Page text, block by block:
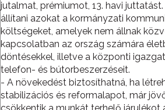
jutalmat, prémiumot, 13. havi
állítani azokat a kormányzati
költségeket, amelyek nem állnak
kapcsolatban az ország számára
döntésekkel, illetve a központi
telefon- és bútorbeszerzéseit.
- A növekedést biztosíthatná, ha
stabilizációs és reformalapot, már